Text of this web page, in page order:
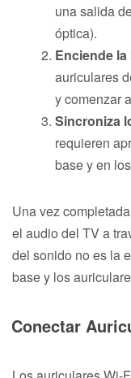
una salida
óptica).
Enciende
auriculares
y comenzar
Sincroniza
requieren
base y en
Una vez
el audio del TV a
del sonido no es la
base y los
Conectar